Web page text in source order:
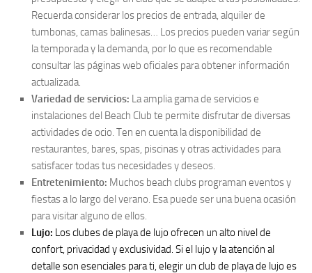
Recuerda considerar los precios de entrada, alquiler de
tumbonas, camas balinesas… Los precios pueden variar según
la temporada y la demanda, por lo que es recomendable
consultar las páginas web oficiales para obtener información
actualizada.
Variedad de servicios: La amplia gama de servicios e
instalaciones del Beach Club te permite disfrutar de diversas
actividades de ocio. Ten en cuenta la disponibilidad de
restaurantes, bares, spas, piscinas y otras actividades para
satisfacer todas tus necesidades y deseos.
Entretenimiento: Muchos beach clubs programan eventos y
fiestas a lo largo del verano. Esa puede ser una buena ocasión
para visitar alguno de ellos.
Lujo: Los clubes de playa de lujo ofrecen un alto nivel de
confort, privacidad y exclusividad. Si el lujo y la atención al
detalle son esenciales para ti, elegir un club de playa de lujo es